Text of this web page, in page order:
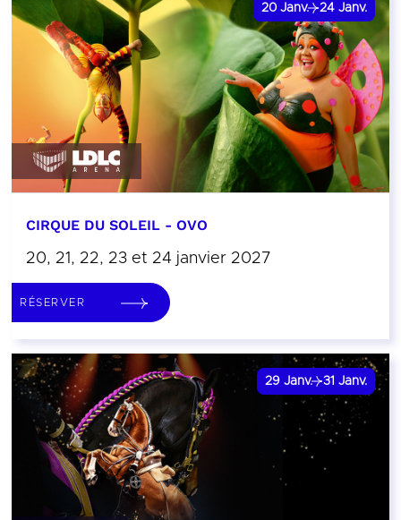
20 Janv. 24 Janv.
CIRQUE DU SOLEIL - OVO
20, 21, 22, 23 et 24 janvier 2027
RÉSERVER
29 Janv. 31 Janv.